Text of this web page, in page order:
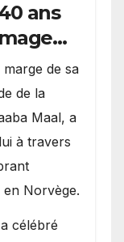
ans
marge de sa
de la
Maal, a
à travers
Norvège.
a célébré